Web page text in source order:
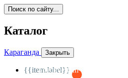
Поиск по сайту...
Каталог
Караганда Закрыть
{{item.label}}
{{activeItem==item.id?'-